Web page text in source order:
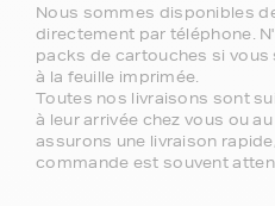
Nous sommes disponibles
directement par téléphone.
packs de cartouches si
à la feuille imprimée.
Toutes nos livraisons sont
à leur arrivée chez vous ou
assurons une livraison
commande est souvent